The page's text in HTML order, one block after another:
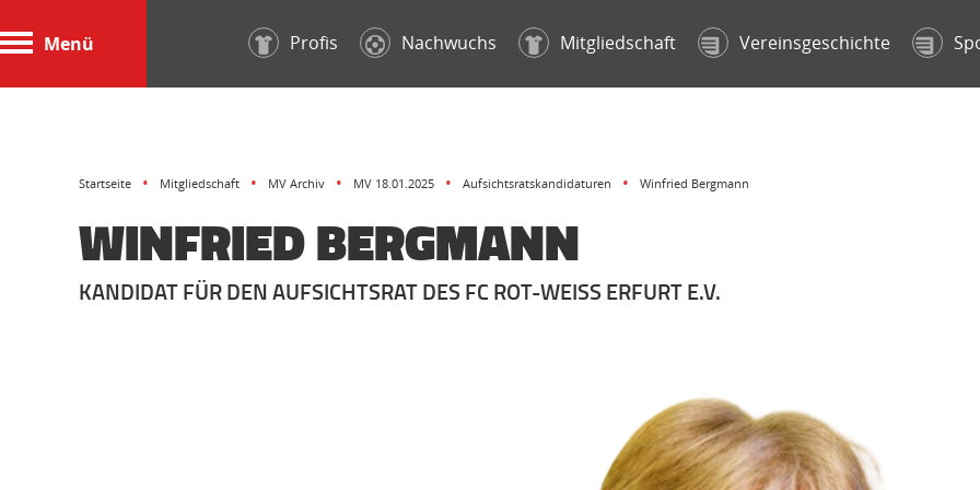
Menü Profis Nachwuchs Mitgliedschaft Vereinsgeschichte
Startseite Mitgliedschaft MV Archiv MV 18.01.2025 Aufsichtsratskandidaturen Winfried Bergmann
WINFRIED BERGMANN
KANDIDAT FÜR DEN AUFSICHTSRAT DES FC ROT-WEISS ERFURT E.V.